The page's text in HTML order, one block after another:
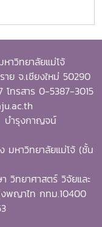
รูปธรรมต่อการ
SEARCA ซึ่งเป็น
Asian Ministers
ำคัญในการพัฒนา
รวิจัย ตลอดจนสร้าง
ษตรและชนบทใน
รเกษตรรอง
ก่าของ University
ประเทศฟิลิปปินส์
ก German
าสาพัฒนาภูมิทัศน์
นมพรรษา 28
ร “ชาวเชียงใหม่ปลูก
ข้าร่วมกิจกรรมและ
าวิทยาลัยแม่โจ้
ย จ.เชียงใหม่ 50290
ทรสาร 0-5387-3015
บำรุงกาญจน์
มหาวิทยาลัยแม่โจ้ (ชั้น
วิทยาศาสตร์ วิจัยและ
พญาไท กทม.10400